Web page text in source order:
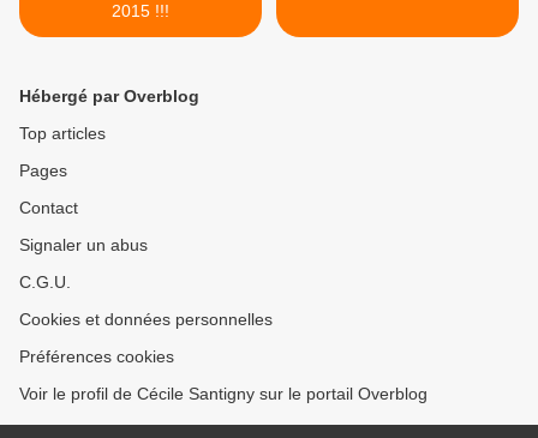
2015 !!!
Hébergé par Overblog
Top articles
Pages
Contact
Signaler un abus
C.G.U.
Cookies et données personnelles
Préférences cookies
Voir le profil de Cécile Santigny sur le portail Overblog